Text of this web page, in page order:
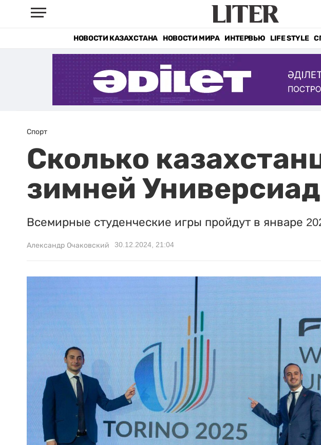
НОВОСТИ КАЗАХСТАНА НОВОСТИ МИРА ИНТЕРВЬЮ LIFE STYLE
Спорт
Сколько
зимней
Всемирные студенческие игры пройдут в январе
Александр Очаковский 30.12.2024, 21:04